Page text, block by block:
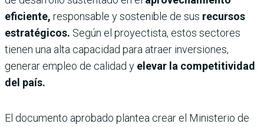
eficiente, responsable y sostenible de sus recursos
estratégicos. Según el proyectista, estos sectores
tienen una alta capacidad para atraer inversiones,
generar empleo de calidad y elevar la competitividad
del país.
El documento aprobado plantea crear el Ministerio de